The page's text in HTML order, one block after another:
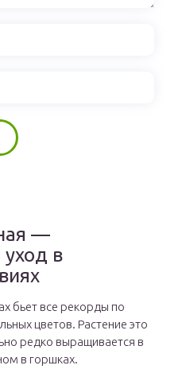
—
в
бьет все рекорды по
цветов. Растение это
редко выращивается в
в горшках.